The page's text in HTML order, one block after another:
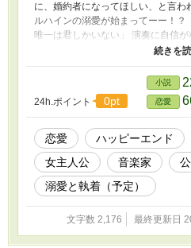
に、婚約者になってほしい、と言
ルハインの溺愛が始まってーー！
唯一は君しかいない」 演奏に自信
っている天才一流楽師な公爵子息 ※
ださい
24h.ポイント 0pt
小説
恋愛
恋愛 ハッピーエンド
女主人公
音楽家
溺愛と執着（予定）
文字数 2,176 最終更新日